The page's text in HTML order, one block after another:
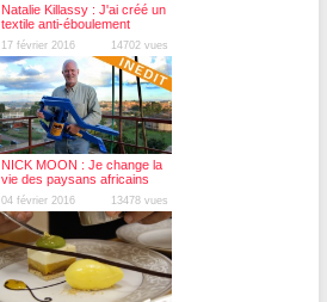
Natalie Killassy : J'ai créé un
textile anti-éboulement
17 février 2016 14702 vues
NICK MOON : Je change la
vie des paysans africains
les plus pauvres
04 février 2016 13478 vues